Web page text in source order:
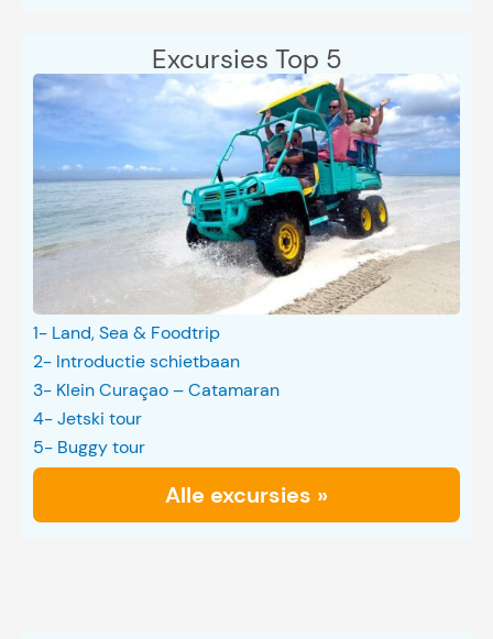
Excursies Top 5
1- Land, Sea & Foodtrip
2- Introductie schietbaan
3- Klein Curaçao – Catamaran
4- Jetski tour
5- Buggy tour
Alle excursies »